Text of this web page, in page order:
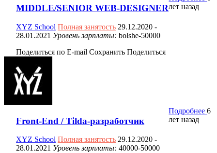
MIDDLE/SENIOR WEB-DESIGNER
XYZ School Полная занятость 29.12.2020 -
28.01.2021 Уровень зарплаты: bolshe-50000
Поделиться по E-mail Сохранить Поделиться
лет назад
Front-End / Tilda-разработчик
XYZ School Полная занятость 29.12.2020 -
28.01.2021 Уровень зарплаты: 40000-50000
Подробнее6
лет назад